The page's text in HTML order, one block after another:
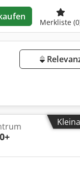
Merkliste